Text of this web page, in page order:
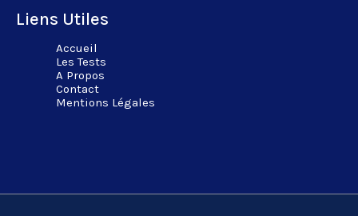
Liens Utiles
Accueil
Les Tests
A Propos
Contact
Mentions Légales